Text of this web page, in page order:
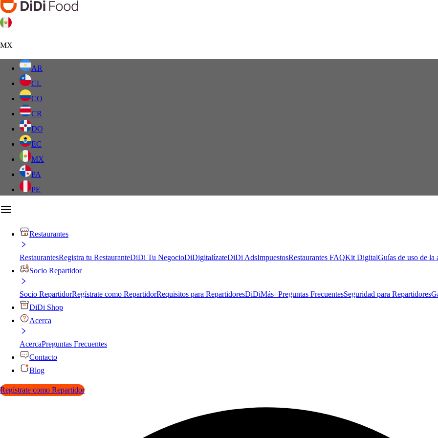
MX
AR
CL
CO
CR
DO
EC
MX
PA
PE
Restaurantes
RestaurantesRegistra tu RestauranteDiDi Tu NegocioDiDigitalízateDiDi AdsImpuestosRestaurantes FAQKit DigitalGuías de uso de la
Socio Repartidor
Socio RepartidorRegístrate como RepartidorRequisitos para RepartidoresDiDiMás+Preguntas FrecuentesSeguridad para Repartidores
DiDi Shop
Acerca
AcercaPreguntas Frecuentes
Contacto
Blog
Regístrate como Repartidor